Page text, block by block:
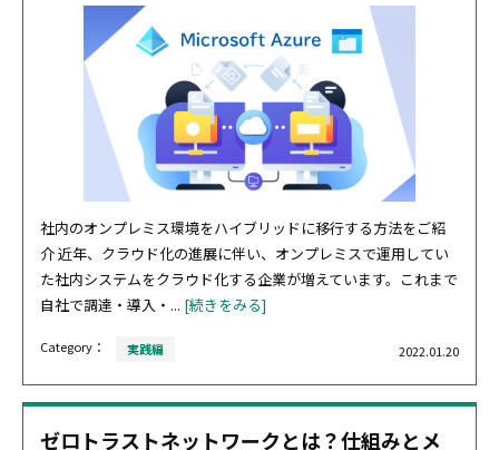
社内のオンプレミス環境をハイブリッドに移行する方法をご紹
介 近年、クラウド化の進展に伴い、オンプレミスで運用してい
た社内システムをクラウド化する企業が増えています。これまで
自社で調達・導入・... [続きをみる]
Category： 実践編 2022.01.20
ゼロトラストネットワークとは？仕組みとメ